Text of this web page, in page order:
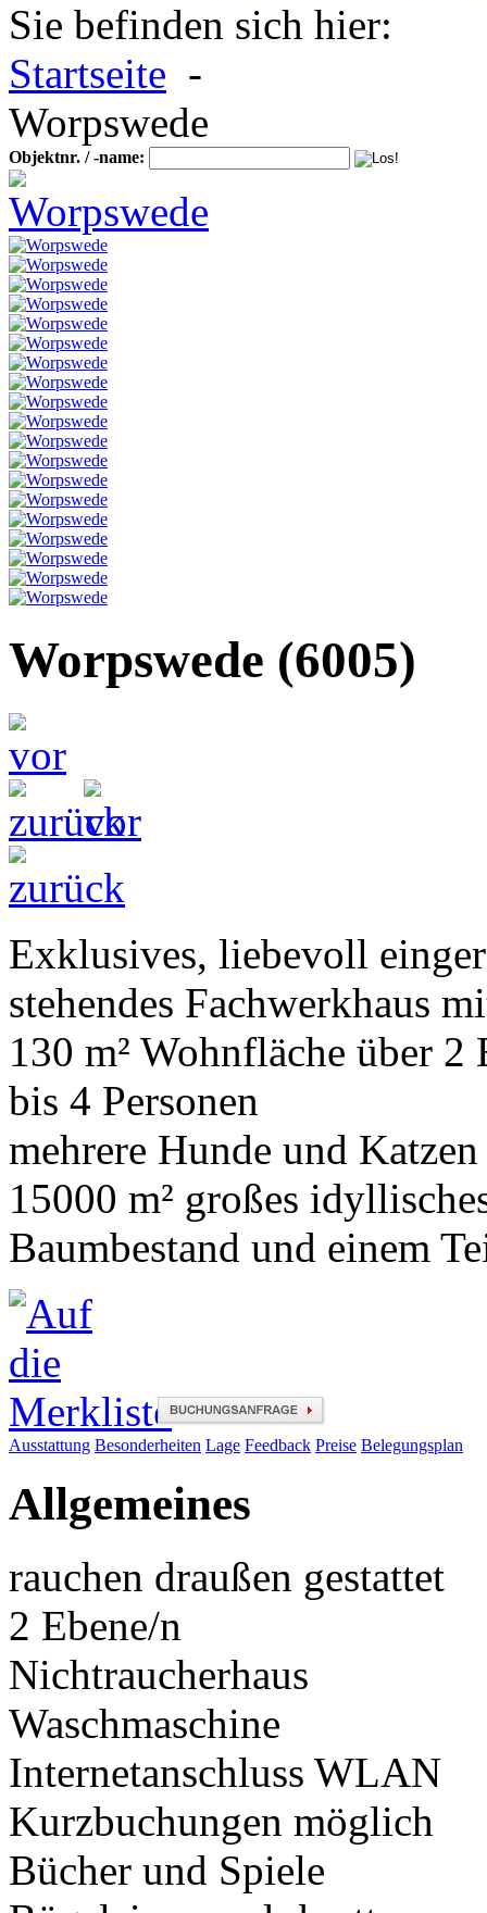
Sie befinden sich hier:
Startseite -
Worpswede
Objektnr. / -name:
Worpswede (6005)
Exklusives, liebevoll
stehendes Fachwerkhaus
130 m² Wohnfläche über 2
bis 4 Personen
mehrere Hunde und
15000 m² großes
Baumbestand und einem
Ausstattung Besonderheiten Lage Feedback Preise Belegungsplan
Allgemeines
rauchen draußen gestattet
2 Ebene/n
Nichtraucherhaus
Waschmaschine
Internetanschluss WLAN
Kurzbuchungen möglich
Bücher und Spiele